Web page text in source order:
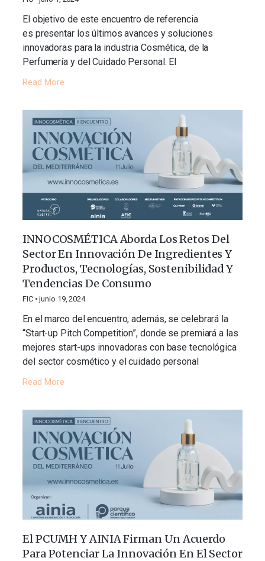
El objetivo de este encuentro de referencia
es presentar los últimos avances y soluciones
innovadoras para la industria Cosmética, de la
Perfumería y del Cuidado Personal. El
Read More
INNOCOSMÉTICA Aborda Los Retos Del
Sector En Innovación De Ingredientes Y
Productos, Tecnologías, Sostenibilidad Y
Tendencias De Consumo
FIC junio 19, 2024
En el marco del encuentro, además, se celebrará la
“Start-up Pitch Competition”, donde se premiará a las
mejores start-ups innovadoras con base tecnológica
del sector cosmético y el cuidado personal
Read More
El PCUMH Y AINIA Firman Un Acuerdo
Para Potenciar La Innovación En El Sector